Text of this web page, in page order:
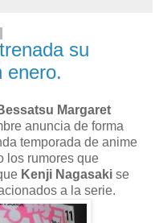
su
enero.
Margaret
anuncia de forma
temporada de anime
los rumores que
Kenji Nagasaki se
a la serie.